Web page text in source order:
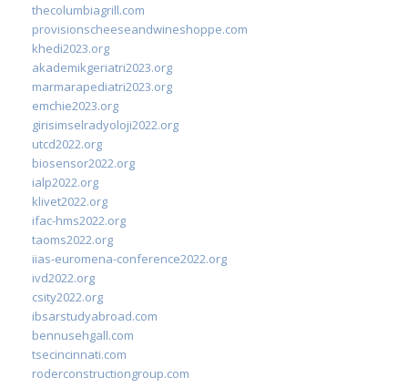
thecolumbiagrill.com
provisionscheeseandwineshoppe.com
khedi2023.org
akademikgeriatri2023.org
marmarapediatri2023.org
emchie2023.org
girisimselradyoloji2022.org
utcd2022.org
biosensor2022.org
ialp2022.org
klivet2022.org
ifac-hms2022.org
taoms2022.org
iias-euromena-conference2022.org
ivd2022.org
csity2022.org
ibsarstudyabroad.com
bennusehgall.com
tsecincinnati.com
roderconstructiongroup.com